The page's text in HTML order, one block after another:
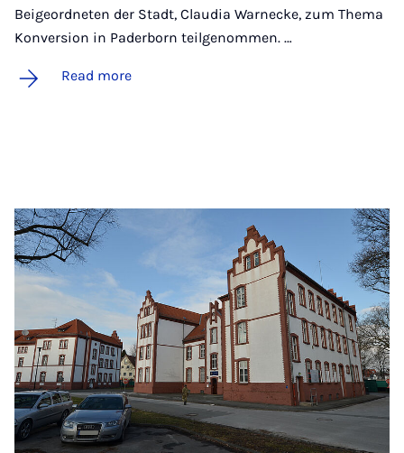
Beigeordneten der Stadt, Claudia Warnecke, zum Thema
Konversion in Paderborn teilgenommen. …
Read more